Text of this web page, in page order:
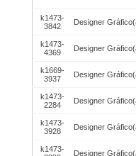
k1473-
3842
Designer
k1473-
4369
Designer
k1669-
3937
Designer
k1473-
2284
Designer
k1473-
3928
Designer
k1473-
Designer